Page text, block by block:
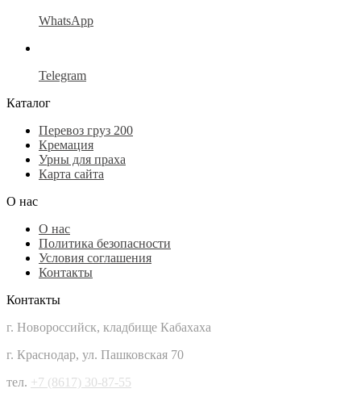
WhatsApp
Telegram
Каталог
Перевоз груз 200
Кремация
Урны для праха
Карта сайта
О нас
О нас
Политика безопасности
Условия соглашения
Контакты
Контакты
г. Новороссийск, кладбище Кабахаха
г. Краснодар, ул. Пашковская 70
тел. +7 (8617) 30-87-55